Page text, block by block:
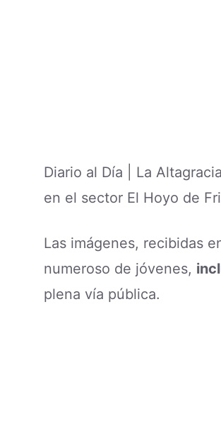
Diario al Día | La
en el sector El Hoyo de
Las imágenes, recibidas
numeroso de jóvenes,
plena vía pública.